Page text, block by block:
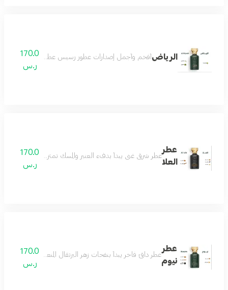
الرياضأفخم وأجمل إصدارات عطور رسيس عطور النيش الفاخرة
170.0
ر.س
عطر
العلا
عطر شرقي غني يبدأ بدفء العنبر والمسك تمتزج معه نوتات
170.0
ر.س
عطر
نيوم
عطر دافئ فاخر يبدأ بنفحات زهر البرتقال المنعشة ممزوجة
170.0
ر.س